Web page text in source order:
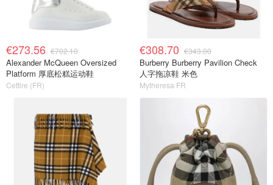
€273.56 €702.10
Alexander McQueen Oversized
Platform 厚底松糕运动鞋
Cettire (FR)
€308.70 €343.00
Burberry Burberry Pavilion Check
人字拖凉鞋 米色
Mytheresa FR